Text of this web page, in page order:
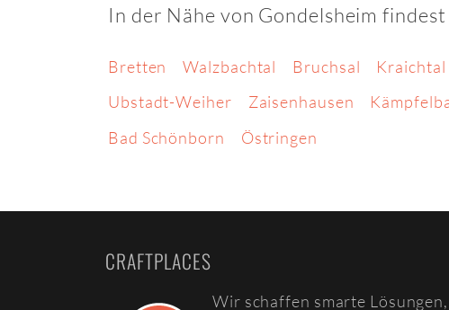
In der Nähe von Gondelsheim
Bretten Walzbachtal Bruchsal Kraichtal
Ubstadt-Weiher
Zaisenhausen
Bad Schönborn
Östringen
CRAFTPLACES
Wir schaffen smarte